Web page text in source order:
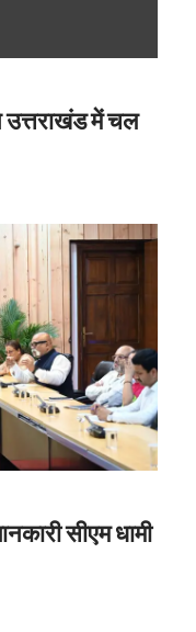
उत्तराखंड में चल
सीएम धामी